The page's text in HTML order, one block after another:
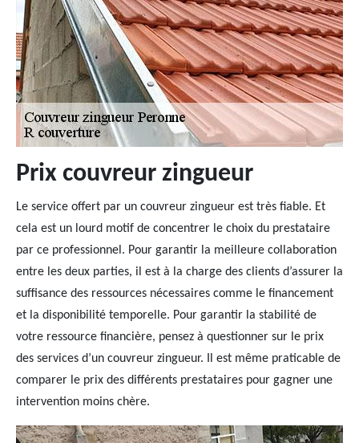
Prix couvreur zingueur
Le service offert par un couvreur zingueur est très fiable. Et
cela est un lourd motif de concentrer le choix du prestataire
par ce professionnel. Pour garantir la meilleure collaboration
entre les deux parties, il est à la charge des clients d’assurer la
suffisance des ressources nécessaires comme le financement
et la disponibilité temporelle. Pour garantir la stabilité de
votre ressource financière, pensez à questionner sur le prix
des services d’un couvreur zingueur. Il est même praticable de
comparer le prix des différents prestataires pour gagner une
intervention moins chère.